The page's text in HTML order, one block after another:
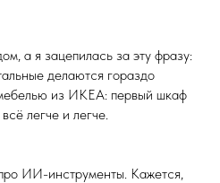
а я зацепилась за эту фразу:
делаются гораздо
из ИКЕА: первый шкаф
легче и легче.
ИИ-инструменты. Кажется,